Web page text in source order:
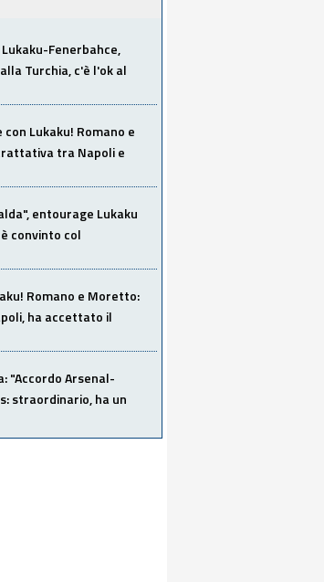
Fenerbahce,
Turchia, c'è l'ok al
Lukaku! Romano e
tra Napoli e
entourage Lukaku
convinto col
Romano e Moretto:
ha accettato il
"Accordo Arsenal-
straordinario, ha un